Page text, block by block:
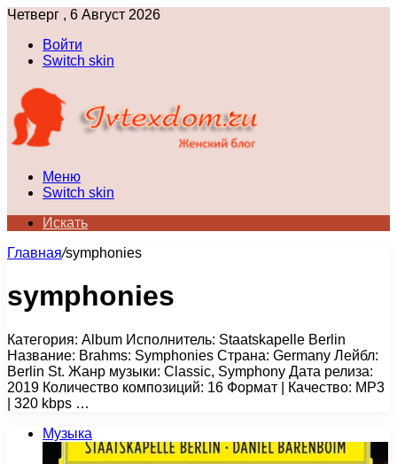
Четверг , 6 Август 2026
Войти
Switch skin
Меню
Switch skin
Искать
Главная/symphonies
symphonies
Категория: Album Исполнитель: Staatskapelle Berlin
Название: Brahms: Symphonies Страна: Germany Лейбл:
Berlin St. Жанр музыки: Classic, Symphony Дата релиза:
2019 Количество композиций: 16 Формат | Качество: MP3
| 320 kbps …
Музыка